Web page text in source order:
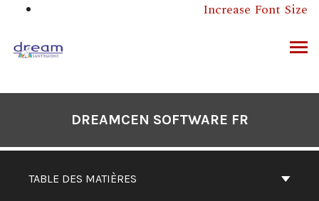
contenu
Increase Font Size
TABLE DES MATIÈRES
DREAMCEN SOFTWARE FR